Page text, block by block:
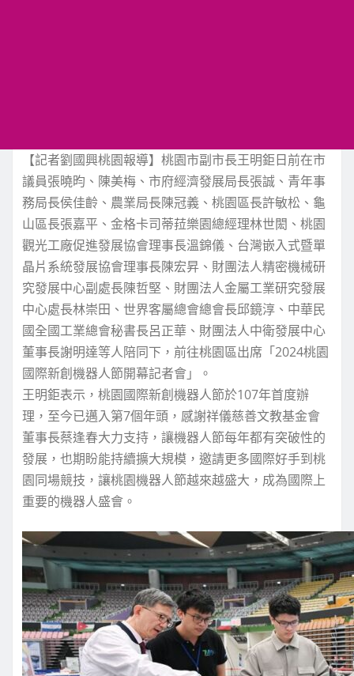
【記者劉國興桃園報導】桃園市副市長王明鉅日前在市
議員張曉昀、陳美梅、市府經濟發展局長張誠、青年事
務局長侯佳齡、農業局長陳冠義、桃園區長許敏松、龜
山區長張嘉平、金格卡司蒂菈樂園總經理林世閎、桃園
觀光工廠促進發展協會理事長溫錦儀、台灣嵌入式暨單
晶片系統發展協會理事長陳宏昇、財團法人精密機械研
究發展中心副處長陳哲堅、財團法人金屬工業研究發展
中心處長林崇田、世界客屬總會總會長邱鏡淳、中華民
國全國工業總會秘書長呂正華、財團法人中衛發展中心
董事長謝明達等人陪同下，前往桃園區出席「2024桃園
國際新創機器人節開幕記者會」。
王明鉅表示，桃園國際新創機器人節於107年首度辦
理，至今已邁入第7個年頭，感謝祥儀慈善文教基金會
董事長蔡逢春大力支持，讓機器人節每年都有突破性的
發展，也期盼能持續擴大規模，邀請更多國際好手到桃
園同場競技，讓桃園機器人節越來越盛大，成為國際上
重要的機器人盛會。